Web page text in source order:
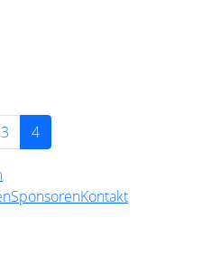
3 4
SponsorenKontakt